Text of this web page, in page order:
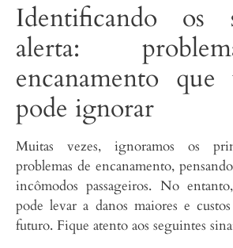
Identificando os
alerta:
encanamento
pode ignorar
Muitas vezes, ignoramos os
problemas de encanamento,
incômodos passageiros. No
pode levar a danos maiores e
futuro. Fique atento aos seguintes